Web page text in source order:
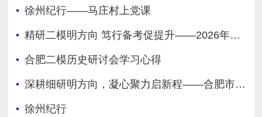
徐州纪行——马庄村上党课
精研二模明方向 笃行备考促提升——2026年高三合肥二模数学研讨会学习心得
合肥二模历史研讨会学习心得
深耕细研明方向，凝心聚力启新程——合肥市高三语文二模分析会学习心得
徐州纪行